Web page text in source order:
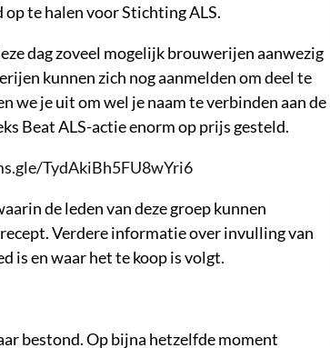
te halen voor Stichting ALS.
dag zoveel mogelijk brouwerijen aanwezig
kunnen zich nog aanmelden om deel te
we je uit om wel je naam te verbinden aan de
Beat ALS-actie enorm op prijs gesteld.
TydAkiBh5FU8wYri6
de leden van deze groep kunnen
Verdere informatie over invulling van
is en waar het te koop is volgt.
bestond. Op bijna hetzelfde moment